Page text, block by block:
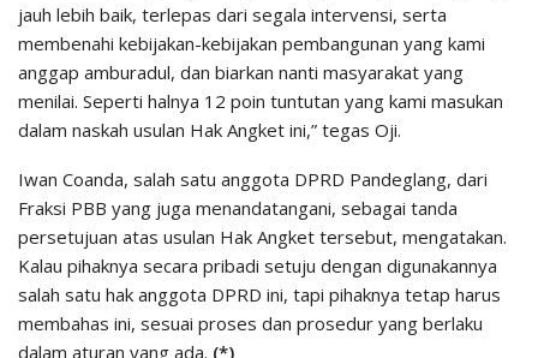
jauh lebih baik, terlepas dari segala intervensi, serta
membenahi kebijakan-kebijakan pembangunan yang kami
anggap amburadul, dan biarkan nanti masyarakat yang
menilai. Seperti halnya 12 poin tuntutan yang kami masukan
dalam naskah usulan Hak Angket ini,” tegas Oji.
Iwan Coanda, salah satu anggota DPRD Pandeglang, dari
Fraksi PBB yang juga menandatangani, sebagai tanda
persetujuan atas usulan Hak Angket tersebut, mengatakan.
Kalau pihaknya secara pribadi setuju dengan digunakannya
salah satu hak anggota DPRD ini, tapi pihaknya tetap harus
membahas ini, sesuai proses dan prosedur yang berlaku
dalam aturan yang ada. (*)